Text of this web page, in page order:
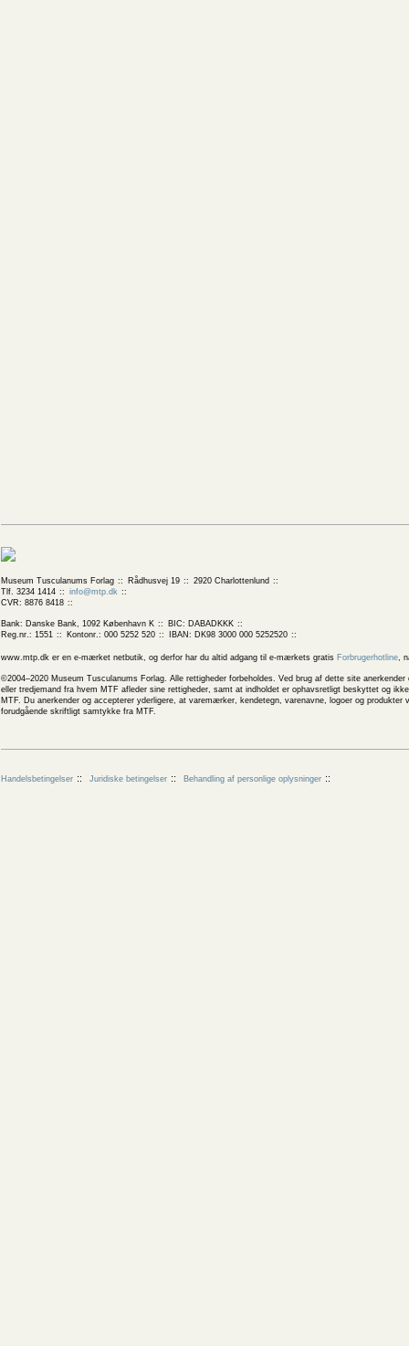
Museum Tusculanums Forlag Rådhusvej 19
2920 Charlottenlund
Tlf. 3234 1414
info@mtp.dk
CVR: 8876 8418
Bank: Danske Bank, 1092 København K
BIC: DABADKKK
Reg.nr.: 1551
Kontonr.: 000 5252 520 IBAN: DK98 3000 000 5252520
www.mtp.dk er en e-mærket netbutik, og derfor har du altid adgang til e-mærkets gratis Forbrugerhotline,
©2004–2020 Museum Tusculanums Forlag. Alle rettigheder forbeholdes. Ved brug af dette site
eller tredjemand fra hvem MTF afleder sine rettigheder, samt at indholdet er ophavsretligt beskyttet og
MTF. Du anerkender og accepterer yderligere, at varemærker, kendetegn, varenavne, logoer og
forudgående skriftligt samtykke fra MTF.
Handelsbetingelser Juridiske betingelser Behandling af personlige oplysninger